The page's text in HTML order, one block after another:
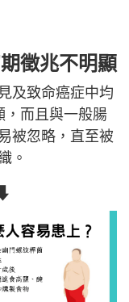
徵兆不明顯
及致命癌症中均
，而且與一般腸
被忽略，直至被
。